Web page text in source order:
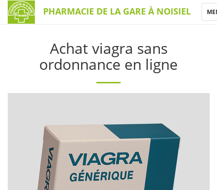
PHARMACIE DE LA GARE À NOISIEL
Achat viagra sans
ordonnance en ligne